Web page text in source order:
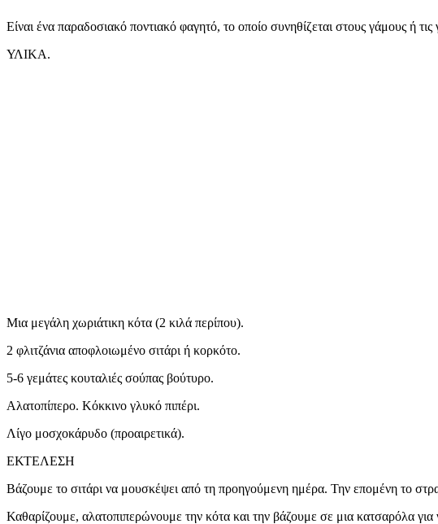
Είναι ένα παραδοσιακό ποντιακό φαγητό, το οποίο συνηθίζεται στους γάμους ή τις
ΥΛΙΚΑ.
Μια μεγάλη χωριάτικη κότα (2 κιλά περίπου).
2 φλιτζάνια αποφλοιωμένο σιτάρι ή κορκότο.
5-6 γεμάτες κουταλιές σούπας βούτυρο.
Αλατοπίπερο. Κόκκινο γλυκό πιπέρι.
Λίγο μοσχοκάρυδο (προαιρετικά).
ΕΚΤΕΛΕΣΗ
Βάζουμε το σιτάρι να μουσκέψει από τη προηγούμενη ημέρα. Την επομένη το
Καθαρίζουμε, αλατοπιπερώνουμε την κότα και την βάζουμε σε μια κατσαρόλα